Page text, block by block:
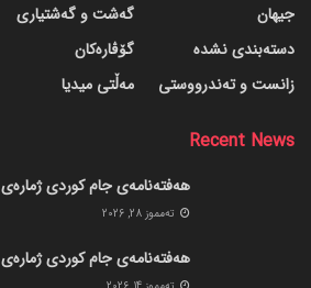
جیهان
دسته‌بندی نشده
زانست و تەندرووستی
گه‌شت و گه‌شتیاری
گۆڤاره‌کان
مەڵتی میدیا
Recent News
هەفتەنامەی جام کوردی ژمارەی 432
ته‌مموز 28, 2026
هەفتەنامەی جام کوردی ژمارەی 431